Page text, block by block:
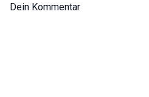
Dein Kommentar